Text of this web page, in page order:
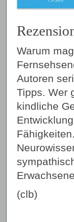
Warum
Autoren
Tipps. Wer
kindliche
(clb)